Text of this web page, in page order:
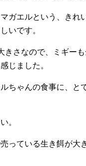
ガエルという、きれ
いです。
きさなので、ミギー
じました。
ちゃんの食事に、と
。
っている生き餌が大